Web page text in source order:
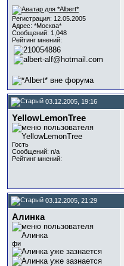
Регистрация: 12.05.2005
Адрес: *Москва*
Сообщений: 1,048
Рейтинг мнений:
03.12.2005, 19:16
YellowLemonTree
Гость
Сообщений: n/a
Рейтинг мнений:
03.12.2005, 21:29
Алинка
фи